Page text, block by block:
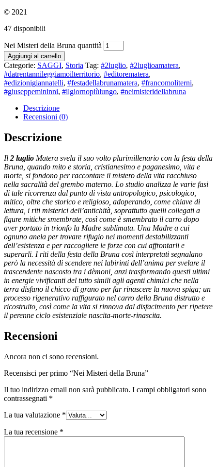
© 2021
47 disponibili
Nei Misteri della Bruna quantità
Aggiungi al carrello
Categorie: SAGGI, Storia Tag: #2luglio, #2luglioamatera,
#datrentannileggiamoilterritorio, #editorematera,
#edizionigiannatelli, #festadellabrunamatera, #francomoliterni,
#giuseppemininni, #ilgiornopiùlungo, #neimisteridellabruna
Descrizione
Recensioni (0)
Descrizione
Il 2 luglio Matera svela il suo volto plurimillenario con la festa della
Bruna, quando mito e storia, cristianesimo e paganesimo, vita e
morte, si fondono per raccontare il mistero della vita racchiuso
nella sacralità del grembo materno. Lo studio analizza le varie fasi
di tale ricorrenza dal punto di vista antropologico, psicologico,
mitico, oltre che storico e religioso, adoperando, come chiave di
lettura, i riti misterici dell’antichità, soprattutto quelli collegati a
figure mitiche smembrate, così come è smembrato il carro dopo
aver portato in trionfo la Madre sublimata. Una Madre a cui
ognuno anela per trovare rifugio nei momenti destabilizzanti
dell’esistenza e per raccogliere le forze con cui affrontarli e
superarli. I riti della festa della Bruna così interpretati segnalano
però la necessità di scendere nei labirinti dell’anima per svelare il
trascendente nascosto tra i dèmoni, anzi trasformando questi ultimi
in energie vivificanti del tutto simili agli agenti chimici che nella
terra disfano il chicco di grano per far rinascere la nuova spiga; un
processo rigenerativo raffigurato nel carro della Bruna distrutto e
ricostruito, così come la vita si rinnova dal disfacimento per ripetere
il perenne ciclo esistenziale nascita-morte-rinascita.
Recensioni
Ancora non ci sono recensioni.
Recensisci per primo “Nei Misteri della Bruna”
Il tuo indirizzo email non sarà pubblicato. I campi obbligatori sono
contrassegnati *
La tua valutazione *
La tua recensione *